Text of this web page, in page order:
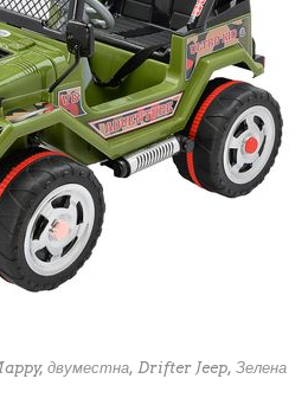
двуместна, Drifter Jeep, Зелена